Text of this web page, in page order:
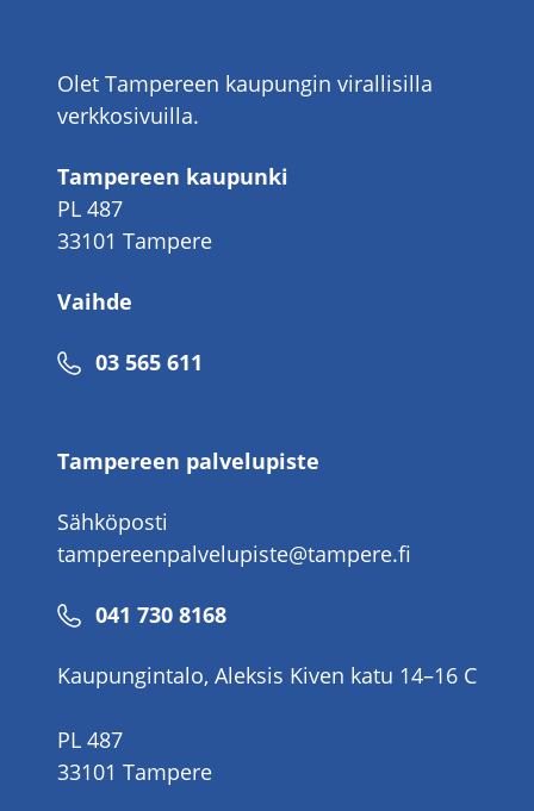
Olet Tampereen kaupungin virallisilla
verkkosivuilla.
Tampereen kaupunki
PL 487
33101 Tampere
Vaihde
Puhelinnumero
03 565 611
Tampereen palvelupiste
Sähköposti
tampereenpalvelupiste@tampere.fi
Puhelinnumero
041 730 8168
Kaupungintalo, Aleksis Kiven katu 14–16 C
PL 487
33101 Tampere